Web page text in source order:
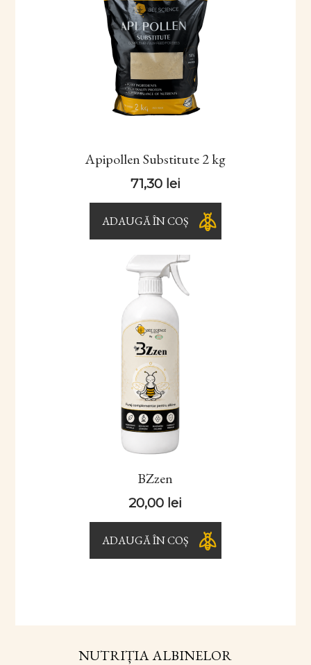
Apipollen Substitute 2 kg
71,30 lei
ADAUGĂ ÎN COȘ
BZzen
20,00 lei
ADAUGĂ ÎN COȘ
NUTRIȚIA ALBINELOR